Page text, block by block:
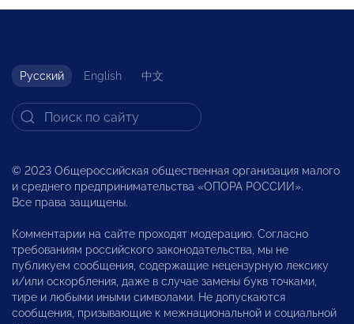
Русский English 中文
© 2023 Общероссийская общественная организация малого
и среднего предпринимательства «ОПОРА РОССИИ».
Все права защищены.
Комментарии на сайте проходят модерацию. Согласно
требованиям российского законодательства, мы не
публикуем сообщения, содержащие нецензурную лексику
и/или оскорбления, даже в случае замены букв точками,
тире и любыми иными символами. Не допускаются
сообщения, призывающие к межнациональной и социальной